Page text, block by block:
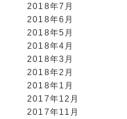
2018年7月
2018年6月
2018年5月
2018年4月
2018年3月
2018年2月
2018年1月
2017年12月
2017年11月